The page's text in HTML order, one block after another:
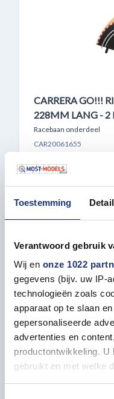
Toestemming
Verantwoord gebruik
Wij en onze 1022
gegevens (bijv. uw IP-
technologieën zoals
apparaat op te slaan
gepersonaliseerde
advertenties en
productontwikkeling. U
gebruikt en met welke
CARRERA GO!!!
228MM LANG - 2
Racebaan onderdeel
CAR20061655
OP VOORRAAD